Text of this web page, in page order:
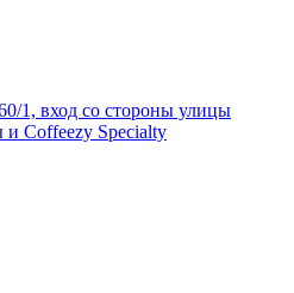
1, вход со стороны улицы
Coffeezy Specialty